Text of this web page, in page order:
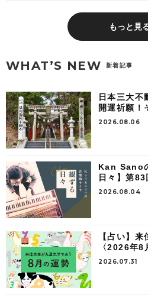
もっと見
WHAT’S NEW 新着記事
日本三大不
開運祈願！
2026.08.06
Kan Sano
日々】第
2026.08.04
【占い】
〈2026年8
2026.07.31